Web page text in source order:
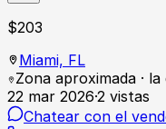
$203
Miami, FL
Zona aproximada ·
22 mar 2026·2 vistas
Chatear con el